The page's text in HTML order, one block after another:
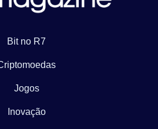
Bit no R7
Jogos
Inovação